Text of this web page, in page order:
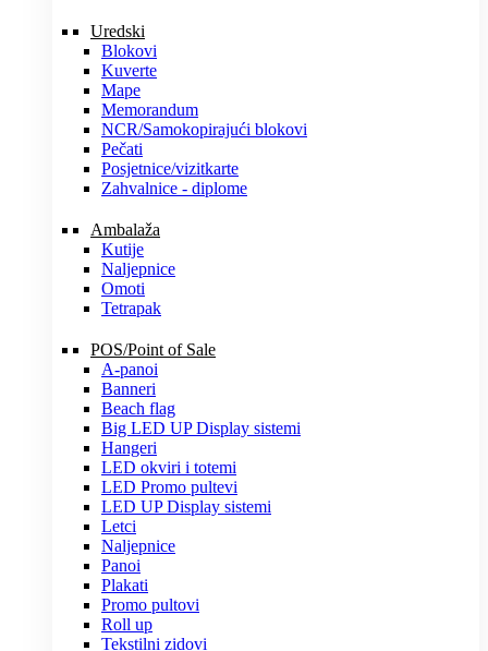
Uredski
Blokovi
Kuverte
Mape
Memorandum
NCR/Samokopirajući blokovi
Pečati
Posjetnice/vizitkarte
Zahvalnice - diplome
Ambalaža
Kutije
Naljepnice
Omoti
Tetrapak
POS/Point of Sale
A-panoi
Banneri
Beach flag
Big LED UP Display sistemi
Hangeri
LED okviri i totemi
LED Promo pultevi
LED UP Display sistemi
Letci
Naljepnice
Panoi
Plakati
Promo pultovi
Roll up
Tekstilni zidovi